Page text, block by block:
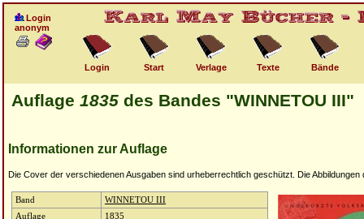
Login
anonym
Login Start Verlage Texte Bände
Auflage 1835 des Bandes "WINNETOU III"
Informationen zur Auflage
Die Cover der verschiedenen Ausgaben sind urheberrechtlich geschützt. Die Abbildungen
Band
WINNETOU III
Auflage
1835